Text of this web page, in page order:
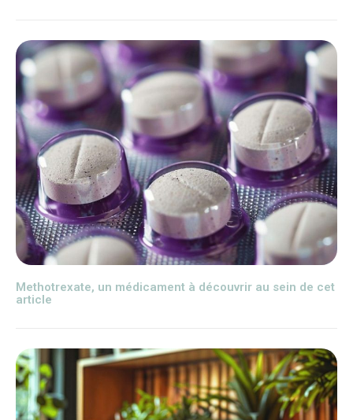
Methotrexate, un médicament à découvrir au sein de cet
article